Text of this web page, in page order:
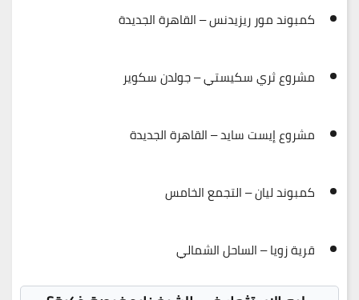
كمبوند مور ريزيدنس – القاهرة الجديدة
مشروع ثري سكيستي – جولدن سكوير
مشروع إيست سايد – القاهرة الجديدة
كمبوند ليان – التجمع الخامس
قرية زويا – الساحل الشمالي